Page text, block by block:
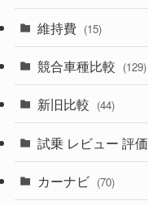
(357)
(328)
(194)
(230)
(253)
(85)
(84)
(14)
(222)
(50)
(58)
(3)
(3)
(5)
(1)
維持費 (15)
競合車種比較 (129)
新旧比較 (44)
試乗 レビュー 評価
カーナビ (70)